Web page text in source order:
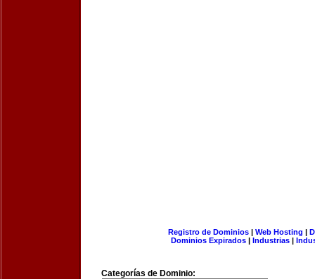
Registro de Dominios| Web Hosting |
Dominios Expirados | Industrias |
Categorías de Dominio: